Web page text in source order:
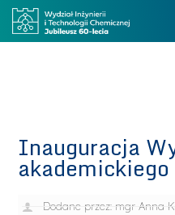
Inauguracja
Dodane przez: mgr Anna